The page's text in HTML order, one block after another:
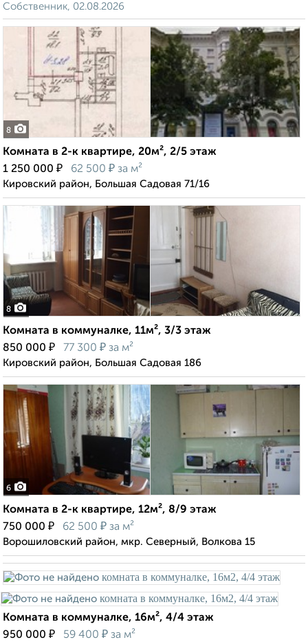
Собственник, 02.08.2026
8
Комната в 2-к квартире, 20м², 2/5 этаж
1 250 000 ₽ 62 500 ₽ за м²
Кировский район, Большая Садовая 71/16
8
Комната в коммуналке, 11м², 3/3 этаж
850 000 ₽ 77 300 ₽ за м²
Кировский район, Большая Садовая 186
6
Комната в 2-к квартире, 12м², 8/9 этаж
750 000 ₽ 62 500 ₽ за м²
Ворошиловский район, мкр. Северный, Волкова 15
Комната в коммуналке, 16м², 4/4 этаж
950 000 ₽ 59 400 ₽ за м²